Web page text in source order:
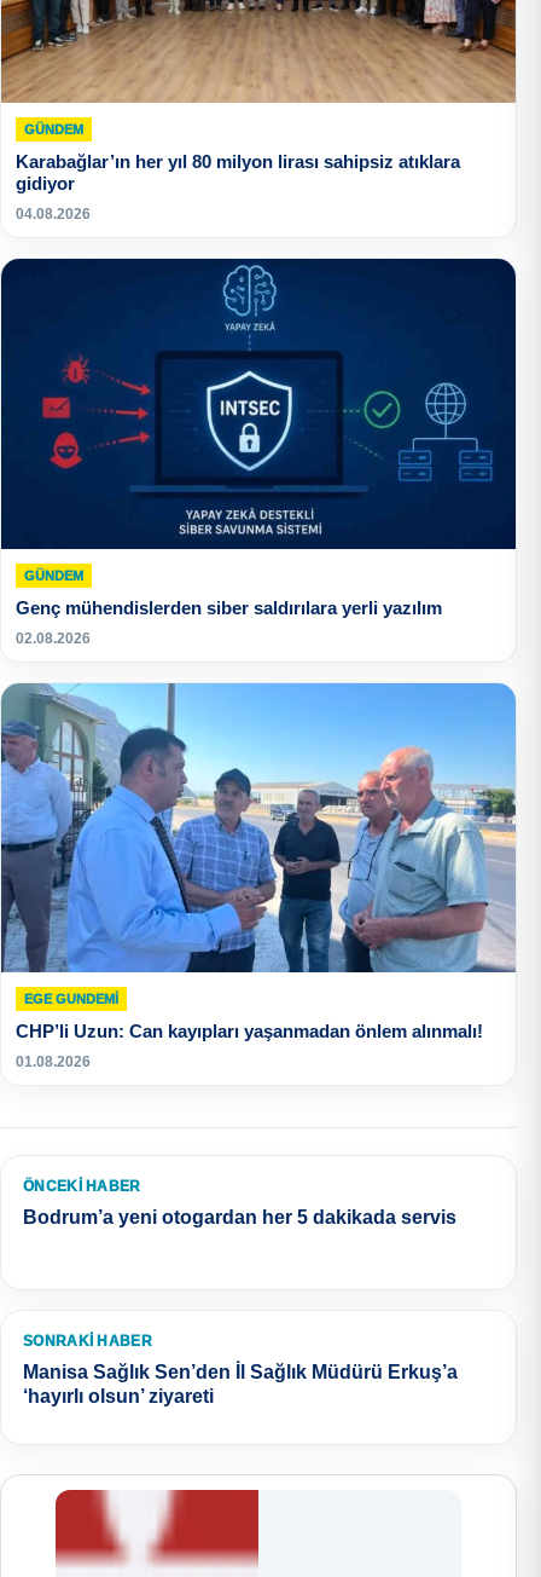
GÜNDEM
Karabağlar’ın her yıl 80 milyon lirası sahipsiz atıklara
gidiyor
04.08.2026
GÜNDEM
Genç mühendislerden siber saldırılara yerli yazılım
02.08.2026
EGE GUNDEMİ
CHP’li Uzun: Can kayıpları yaşanmadan önlem alınmalı!
01.08.2026
ÖNCEKI HABER
Bodrum’a yeni otogardan her 5 dakikada servis
SONRAKI HABER
Manisa Sağlık Sen’den İl Sağlık Müdürü Erkuş’a
‘hayırlı olsun’ ziyareti